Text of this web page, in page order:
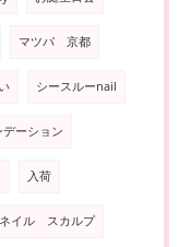
マツパ 京都
シースルーnail
ーション
入荷
ネイル スカルプ